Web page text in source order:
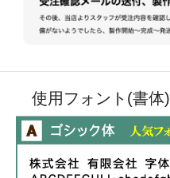
使用フォント(書体)